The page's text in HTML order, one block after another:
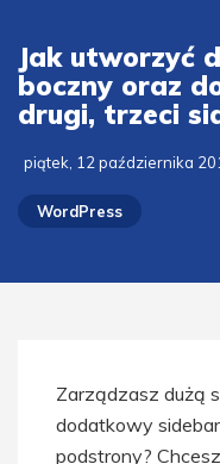
Jak utworzyć
boczny oraz
drugi, trzeci
piątek, 12 października
WordPress
Zarządzasz dużą
dodatkowy
podstrony?